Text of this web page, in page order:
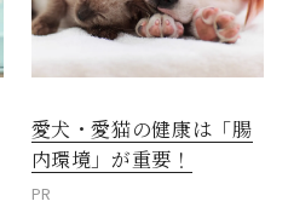
愛犬・愛猫の健康は「腸
内環境」が重要！
PR
閉じる